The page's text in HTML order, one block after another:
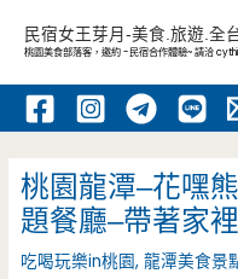
內
民宿女王芽月-美食.旅遊.全
桃園美食部落客，邀約 -民宿合作體驗~ 請洽
桃園龍潭–花嘿
題餐廳–帶著家
吃喝玩樂in桃園,龍潭美食景